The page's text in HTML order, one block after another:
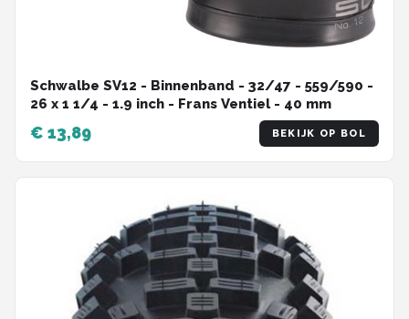
Schwalbe SV12 - Binnenband - 32/47 - 559/590 -
26 x 1 1/4 - 1.9 inch - Frans Ventiel - 40 mm
€ 13,89 BEKIJK OP BOL